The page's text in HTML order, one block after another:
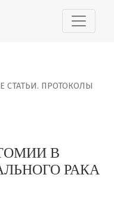
ПРОТОКОЛЫ
В
РАКА